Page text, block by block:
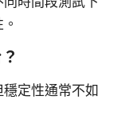
定性通常不如